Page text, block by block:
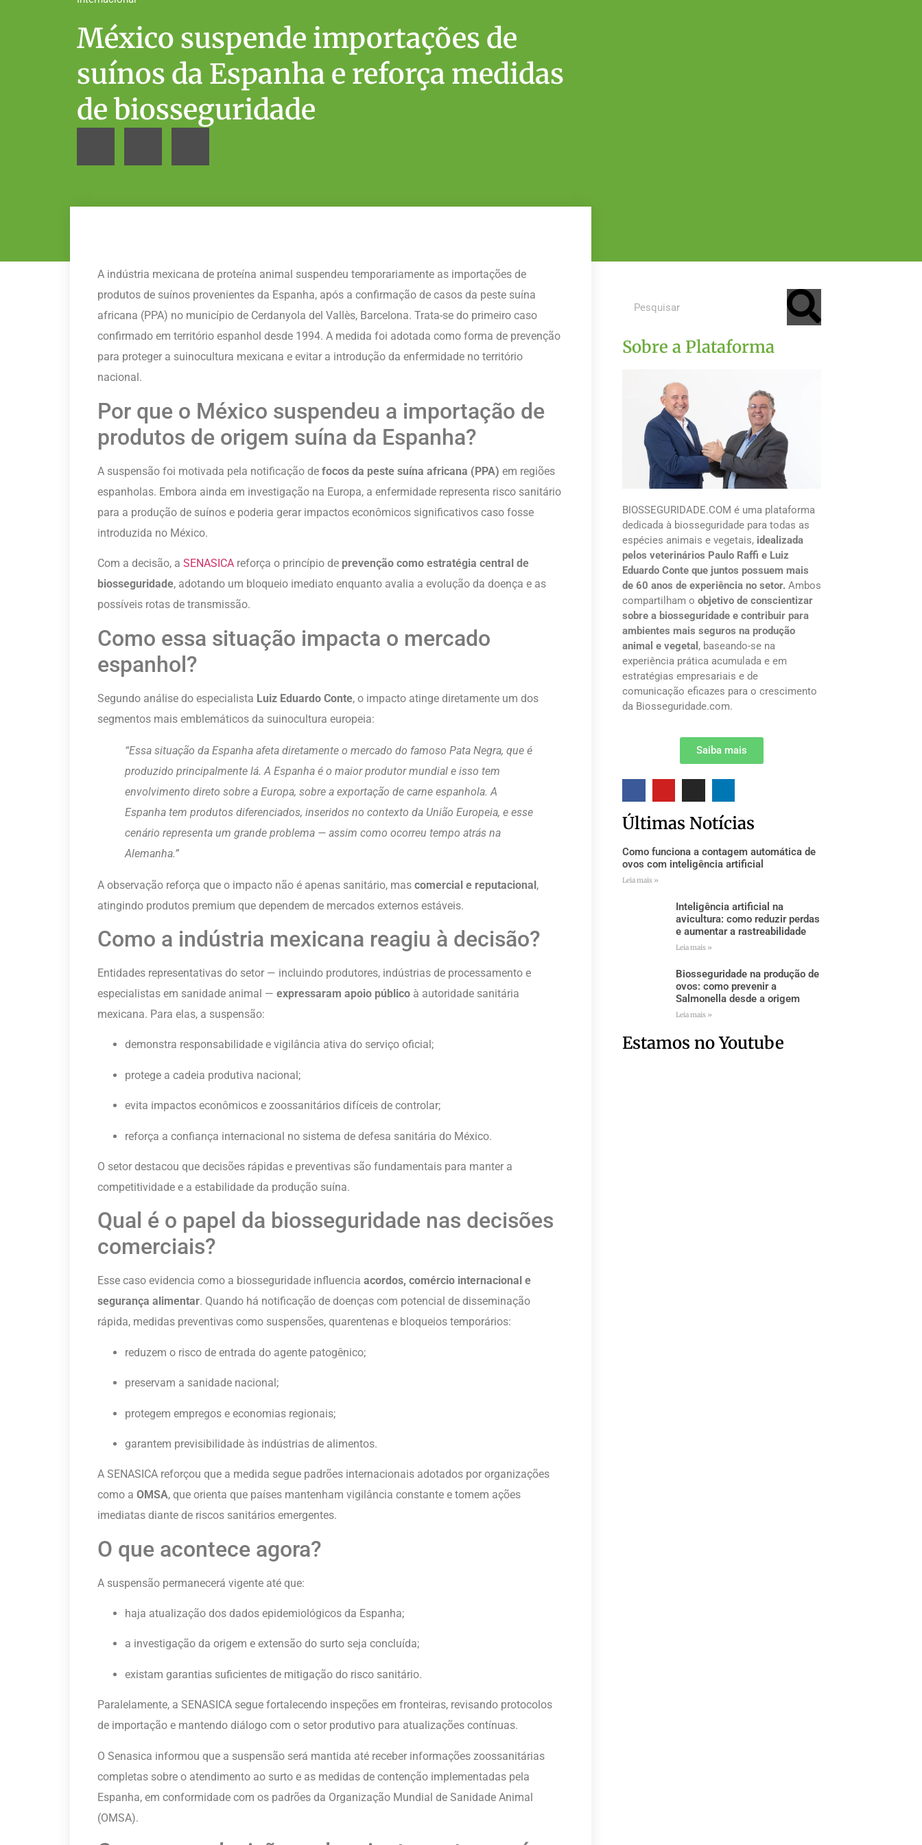
México suspende importações de
suínos da Espanha e reforça medidas
de biosseguridade
A indústria mexicana de proteína animal suspendeu temporariamente as importações de
produtos de suínos provenientes da Espanha, após a confirmação de casos da peste suína
africana (PPA) no município de Cerdanyola del Vallès, Barcelona. Trata-se do primeiro caso
confirmado em território espanhol desde 1994. A medida foi adotada como forma de prevenção
para proteger a suinocultura mexicana e evitar a introdução da enfermidade no território
nacional.
Por que o México suspendeu a importação de
produtos de origem suína da Espanha?
A suspensão foi motivada pela notificação de focos da peste suína africana (PPA) em regiões
espanholas. Embora ainda em investigação na Europa, a enfermidade representa risco sanitário
para a produção de suínos e poderia gerar impactos econômicos significativos caso fosse
introduzida no México.
Com a decisão, a SENASICA reforça o princípio de prevenção como estratégia central de
biosseguridade, adotando um bloqueio imediato enquanto avalia a evolução da doença e as
possíveis rotas de transmissão.
Como essa situação impacta o mercado
espanhol?
Segundo análise do especialista Luiz Eduardo Conte, o impacto atinge diretamente um dos
segmentos mais emblemáticos da suinocultura europeia:
“Essa situação da Espanha afeta diretamente o mercado do famoso Pata Negra, que é
produzido principalmente lá. A Espanha é o maior produtor mundial e isso tem
envolvimento direto sobre a Europa, sobre a exportação de carne espanhola. A
Espanha tem produtos diferenciados, inseridos no contexto da União Europeia, e esse
cenário representa um grande problema — assim como ocorreu tempo atrás na
Alemanha.”
A observação reforça que o impacto não é apenas sanitário, mas comercial e reputacional,
atingindo produtos premium que dependem de mercados externos estáveis.
Como a indústria mexicana reagiu à decisão?
Entidades representativas do setor — incluindo produtores, indústrias de processamento e
especialistas em sanidade animal — expressaram apoio público à autoridade sanitária
mexicana. Para elas, a suspensão:
demonstra responsabilidade e vigilância ativa do serviço oficial;
protege a cadeia produtiva nacional;
evita impactos econômicos e zoossanitários difíceis de controlar;
reforça a confiança internacional no sistema de defesa sanitária do México.
O setor destacou que decisões rápidas e preventivas são fundamentais para manter a
competitividade e a estabilidade da produção suína.
Qual é o papel da biosseguridade nas decisões
comerciais?
Esse caso evidencia como a biosseguridade influencia acordos, comércio internacional e
segurança alimentar. Quando há notificação de doenças com potencial de disseminação
rápida, medidas preventivas como suspensões, quarentenas e bloqueios temporários:
reduzem o risco de entrada do agente patogênico;
preservam a sanidade nacional;
protegem empregos e economias regionais;
garantem previsibilidade às indústrias de alimentos.
A SENASICA reforçou que a medida segue padrões internacionais adotados por organizações
como a OMSA, que orienta que países mantenham vigilância constante e tomem ações
imediatas diante de riscos sanitários emergentes.
O que acontece agora?
A suspensão permanecerá vigente até que:
haja atualização dos dados epidemiológicos da Espanha;
a investigação da origem e extensão do surto seja concluída;
existam garantias suficientes de mitigação do risco sanitário.
Paralelamente, a SENASICA segue fortalecendo inspeções em fronteiras, revisando protocolos
de importação e mantendo diálogo com o setor produtivo para atualizações contínuas.
O Senasica informou que a suspensão será mantida até receber informações zoossanitárias
completas sobre o atendimento ao surto e as medidas de contenção implementadas pela
Espanha, em conformidade com os padrões da Organização Mundial de Sanidade Animal
(OMSA).
Sobre a Plataforma
BIOSSEGURIDADE.COM é uma plataforma
dedicada à biosseguridade para todas as
espécies animais e vegetais, idealizada
pelos veterinários Paulo Raffi e Luiz
Eduardo Conte que juntos possuem mais
de 60 anos de experiência no setor.Ambos
compartilham o objetivo de conscientizar
sobre a biosseguridade e contribuir para
ambientes mais seguros na produção
animal e vegetal , baseando-se na
experiência prática acumulada e em
estratégias empresariais e de
comunicação eficazes para o crescimento
da Biosseguridade.com.
Saiba mais
Últimas Notícias
Como funciona a contagem automática de
ovos com inteligência artificial
Leia mais »
Inteligência artificial na
avicultura: como reduzir perdas
e aumentar a rastreabilidade
Leia mais »
Biosseguridade na produção de
ovos: como prevenir a
Salmonella desde a origem
Leia mais »
Estamos no Youtube